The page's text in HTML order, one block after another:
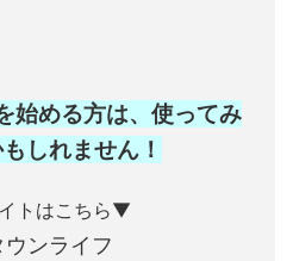
始める方は、使ってみ
しれません ！
トはこちら▼
ンライフ